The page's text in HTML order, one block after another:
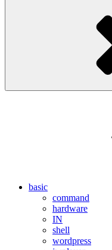
basic
command
hardware
IN
shell
wordpress